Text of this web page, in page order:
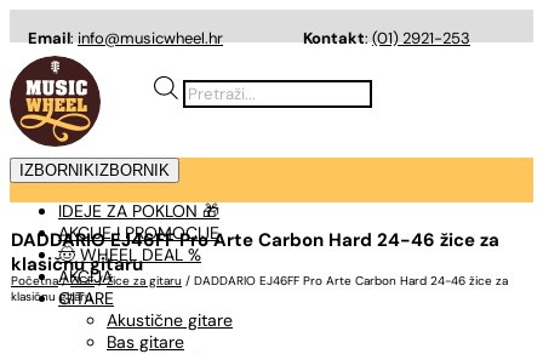
Email:info@musicwheel.hr Kontakt:(01) 2921-253
Products
search
IZBORNIK IZBORNIK
IDEJE ZA POKLON 🎁
AKCIJE I PROMOCIJE
🤠 WHEEL DEAL %
AKCIJA
GITARE
Akustične gitare
Bas gitare
DADDARIO EJ46FF Pro Arte Carbon Hard 24-46 žice za
klasičnu gitaru
Početna/ŽICE/Žice za gitaru / DADDARIO EJ46FF Pro Arte Carbon Hard 24-46 žice za
klasičnu gitaru